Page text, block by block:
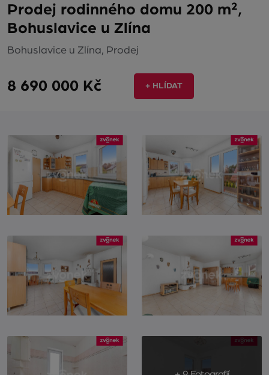
Prodej rodinného domu 200 m²,
Bohuslavice u Zlína
Bohuslavice u Zlína, Prodej
8 690 000 Kč + HLÍDAT